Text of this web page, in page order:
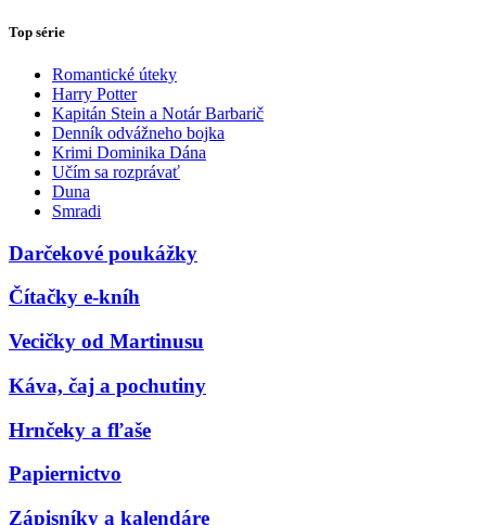
Top série
Romantické úteky
Harry Potter
Kapitán Stein a Notár Barbarič
Denník odvážneho bojka
Krimi Dominika Dána
Učím sa rozprávať
Duna
Smradi
Darčekové poukážky
Čítačky e-kníh
Vecičky od Martinusu
Káva, čaj a pochutiny
Hrnčeky a fľaše
Papiernictvo
Zápisníky a kalendáre